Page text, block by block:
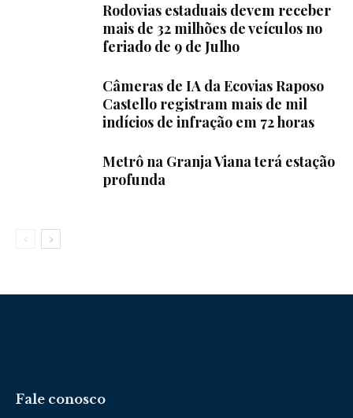
Rodovias estaduais devem receber
mais de 32 milhões de veículos no
feriado de 9 de Julho
Câmeras de IA da Ecovias Raposo
Castello registram mais de mil
indícios de infração em 72 horas
Metrô na Granja Viana terá estação
profunda
Fale conosco